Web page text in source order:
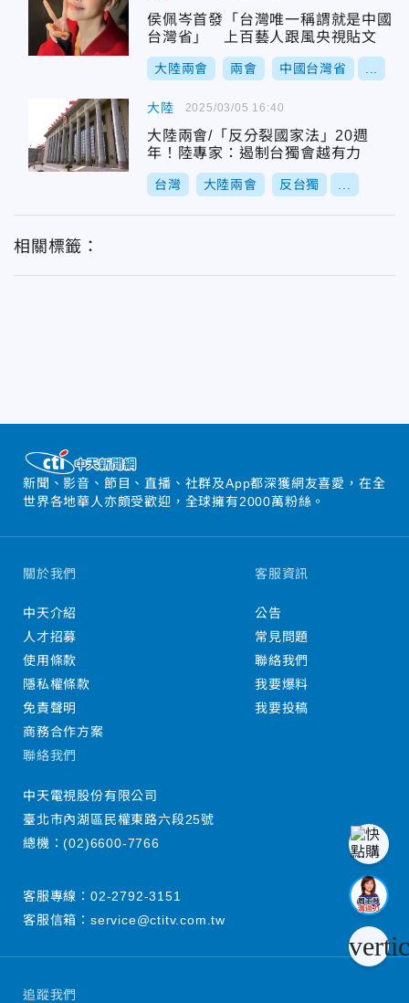
侯佩岑首發「台灣唯一稱謂就是中國
台灣省」 上百藝人跟風央視貼文
大陸兩會 兩會 中國台灣省
大陸
大陸兩會/「反分裂國家法」20週
年！陸專家：遏制台獨會越有力
台灣 大陸兩會 反台獨
2025/03/05 16:40
相關標籤：
新聞、影音、節目、直播、社群及App都深獲網友喜愛，在全
世界各地華人亦頗受歡迎，全球擁有2000萬粉絲。
追蹤我們
關於我們
中天介紹
人才招募
使用條款
隱私權條款
免責聲明
商務合作方案
客服資訊
公告
常見問題
聯絡我們
我要爆料
我要投稿
聯絡我們
中天電視股份有限公司
臺北市內湖區民權東路六段25號
總機：(02)6600-7766
客服專線： 02-2792-3151
客服信箱： service@ctitv.com.tw